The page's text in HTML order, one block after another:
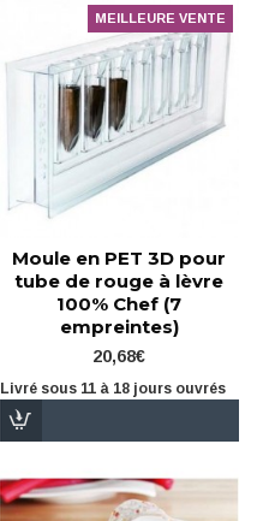
MEILLEURE VENTE
Moule en PET 3D pour
tube de rouge à lèvre
100% Chef (7
empreintes)
20,68€
Livré sous 11 à 18 jours ouvrés